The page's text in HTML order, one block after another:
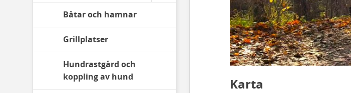
Karta
Båtar och hamnar
Grillplatser
Hundrastgård och
koppling av hund